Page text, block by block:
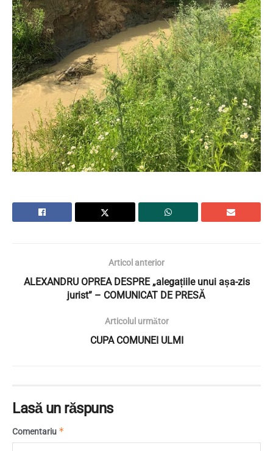
Articol anterior
ALEXANDRU OPREA DESPRE „alegațiile unui așa-zis
jurist” – COMUNICAT DE PRESĂ
Articolul următor
CUPA COMUNEI ULMI
Lasă un răspuns
Comentariu *